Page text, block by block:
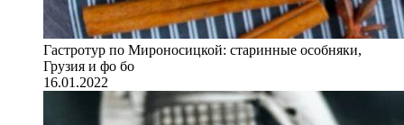
Гастротур по Мироносицкой: старинные особняки,
Грузия и фо бо
16.01.2022